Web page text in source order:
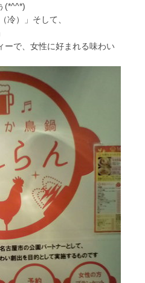
(*^^*)
冷）」そして、
ーで、女性に好まれる味わい